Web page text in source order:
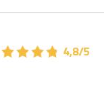
★★★★
★★★★ 4,8/5